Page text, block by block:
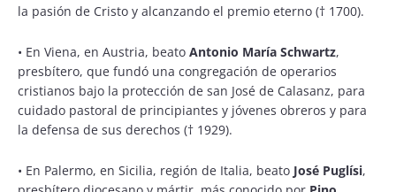
la pasión de Cristo y alcanzando el premio eterno († 1700).
• En Viena, en Austria, beato Antonio María Schwartz,
presbítero, que fundó una congregación de operarios
cristianos bajo la protección de san José de Calasanz, para
cuidado pastoral de principiantes y jóvenes obreros y para
la defensa de sus derechos († 1929).
• En Palermo, en Sicilia, región de Italia, beato José Puglísi,